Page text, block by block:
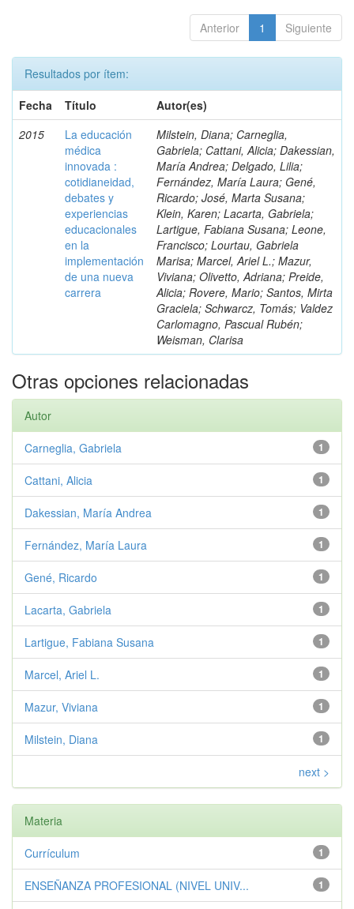
Anterior 1 Siguiente
Resultados por ítem:
Fecha
Título
Autor(es)
2015
La educación
médica
innovada :
cotidianeidad,
debates y
experiencias
educacionales
en la
implementación
de una nueva
carrera
Milstein, Diana; Carneglia,
Gabriela; Cattani, Alicia; Dakessian,
María Andrea; Delgado, Lilia;
Fernández, María Laura; Gené,
Ricardo; José, Marta Susana;
Klein, Karen; Lacarta, Gabriela;
Lartigue, Fabiana Susana; Leone,
Francisco; Lourtau, Gabriela
Marisa; Marcel, Ariel L.; Mazur,
Viviana; Olivetto, Adriana; Preide,
Alicia; Rovere, Mario; Santos, Mirta
Graciela; Schwarcz, Tomás; Valdez
Carlomagno, Pascual Rubén;
Weisman, Clarisa
Otras opciones relacionadas
Autor
1
Carneglia, Gabriela
1
Cattani, Alicia
1
Dakessian, María Andrea
1
Fernández, María Laura
1
Gené, Ricardo
1
Lacarta, Gabriela
1
Lartigue, Fabiana Susana
1
Marcel, Ariel L.
1
Mazur, Viviana
1
Milstein, Diana
next >
Materia
1
Currículum
1
ENSEÑANZA PROFESIONAL (NIVEL UNIV...